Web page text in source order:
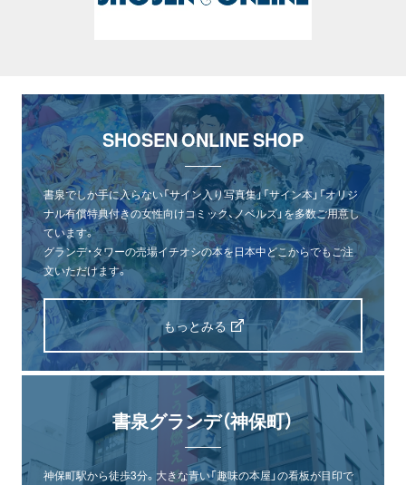
SHOSEN ONLINE SHOP
書泉でしか手に入らない「サイン入り写真集」「サイン本」「オリジ
ナル有償特典付きの女性向けコミック、ノベルズ」を多数ご用意し
ています。
グランデ・タワーの売場イチオシの本を日本中どこからでもご注
文いただけます。
もっとみる
書泉グランデ（神保町）
神保町駅から徒歩3分。大きな青い「趣味の本屋」の看板が目印で